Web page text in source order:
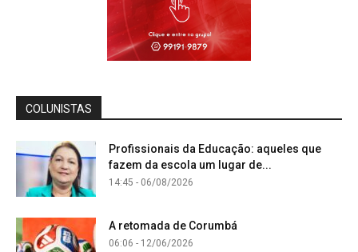
COLUNISTAS
Profissionais da Educação: aqueles que
fazem da escola um lugar de...
14:45 - 06/08/2026
A retomada de Corumbá
06:06 - 12/06/2026